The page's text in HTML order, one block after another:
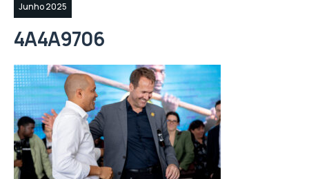
Junho 2025
4A4A9706